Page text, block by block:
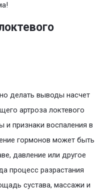
делать выводы насчет
артроза локтевого
и признаки воспаления в
гормонов может быть
давление или другое
процесс разрастания
сустава, массажи и